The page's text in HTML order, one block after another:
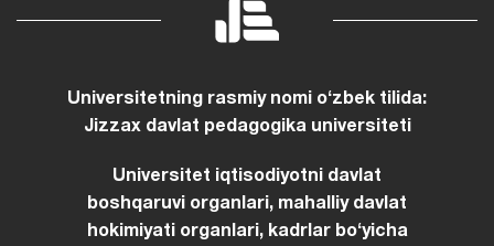
Universitetning rasmiy nomi oʻzbek tilida:
Jizzax davlat pedagogika universiteti
Universitet iqtisodiyotni davlat
boshqaruvi organlari, mahalliy davlat
hokimiyati organlari, kadrlar boʻyicha